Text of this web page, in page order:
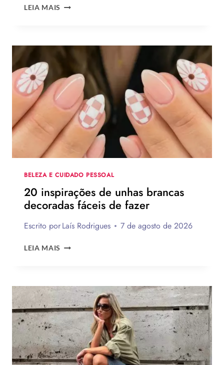
LEIA MAIS LEMBRANCINHAS
PAIS
2026:
IDEIAS
DE
PRESENTES
CRIATIVOS
COM
PASSO
A
BELEZA E CUIDADO PESSOAL
20 inspirações de unhas brancas
decoradas fáceis de fazer
Escrito porLaís Rodrigues 7 de agosto de 2026
LEIA MAIS
BRANCAS
DECORADAS
FÁCEIS
DE
FAZER